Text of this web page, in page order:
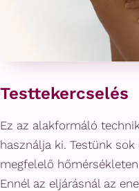
Testtekercselés
Ez az alakformáló
használja ki. Testünk
megfelelő
Ennél az eljárásnál az